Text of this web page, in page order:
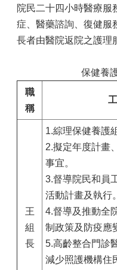
院民二十四小時醫療服
症、醫藥諮詢、復健服
長者由醫院返院之護理
保健養
職
稱
王
組
長
1.綜理保健養護
2.擬定年度計畫
事宜。
3.督導院民和員
活動計畫及執行。
4.督導及推動全
制政策及防疫應
5.高齡整合門診
減少照護機構住